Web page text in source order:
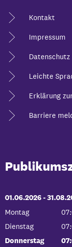
Kontakt
Impressum
Datenschutz
Leichte
Erklärung
Barriere
01.06.2026-bis
Montag
Dienstag
Donnerstag